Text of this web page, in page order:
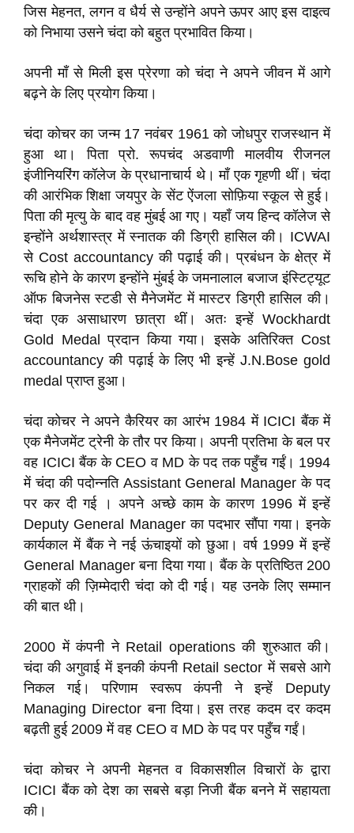
जिस मेहनत, लगन व धैर्य से उन्होंने अपने ऊपर आए इस दाइत्व
को निभाया उसने चंदा को बहुत प्रभावित किया।
अपनी माँ से मिली इस प्रेरणा को चंदा ने अपने जीवन में आगे
बढ़ने के लिए प्रयोग किया।
चंदा कोचर का जन्म 17 नवंबर 1961 को जोधपुर राजस्थान में
हुआ था। पिता प्रो. रूपचंद अडवाणी मालवीय रीजनल
इंजीनियरिंग कॉलेज के प्रधानाचार्य थे। माँ एक गृहणी थीं। चंदा
की आरंभिक शिक्षा जयपुर के सेंट ऐंजला सोफ़िया स्कूल से हुई।
पिता की मृत्यु के बाद वह मुंबई आ गए। यहाँ जय हिन्द कॉलेज से
इन्होंने अर्थशास्त्र में स्नातक की डिग्री हासिल की। ICWAI
से Cost accountancy की पढ़ाई की। प्रबंधन के क्षेत्र में
रूचि होने के कारण इन्होंने मुंबई के जमनालाल बजाज इंस्टिट्यूट
ऑफ बिजनेस स्टडी से मैनेजमेंट में मास्टर डिग्री हासिल की।
चंदा एक असाधारण छात्रा थीं। अतः इन्हें Wockhardt
Gold Medal प्रदान किया गया। इसके अतिरिक्त Cost
accountancy की पढ़ाई के लिए भी इन्हें J.N.Bose gold
medal प्राप्त हुआ।
चंदा कोचर ने अपने कैरियर का आरंभ 1984 में ICICI बैंक में
एक मैनेजमेंट ट्रेनी के तौर पर किया। अपनी प्रतिभा के बल पर
वह ICICI बैंक के CEO व MD के पद तक पहुँच गईं। 1994
में चंदा की पदोन्नति Assistant General Manager के पद
पर कर दी गई । अपने अच्छे काम के कारण 1996 में इन्हें
Deputy General Manager का पदभार सौंपा गया। इनके
कार्यकाल में बैंक ने नई ऊंचाइयों को छुआ। वर्ष 1999 में इन्हें
General Manager बना दिया गया। बैंक के प्रतिष्ठित 200
ग्राहकों की ज़िम्मेदारी चंदा को दी गई। यह उनके लिए सम्मान
की बात थी।
2000 में कंपनी ने Retail operations की शुरुआत की।
चंदा की अगुवाई में इनकी कंपनी Retail sector में सबसे आगे
निकल गई। परिणाम स्वरूप कंपनी ने इन्हें Deputy
Managing Director बना दिया। इस तरह कदम दर कदम
बढ़ती हुई 2009 में वह CEO व MD के पद पर पहुँच गईं।
चंदा कोचर ने अपनी मेहनत व विकासशील विचारों के द्वारा
ICICI बैंक को देश का सबसे बड़ा निजी बैंक बनने में सहायता
की।